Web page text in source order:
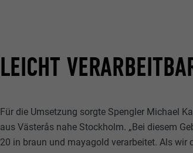
LEICHT
Für die Umsetzung sorgte Spengler Michael
aus Västerås nahe Stockholm. „Bei diesem
20 in braun und mayagold verarbeitet. Als